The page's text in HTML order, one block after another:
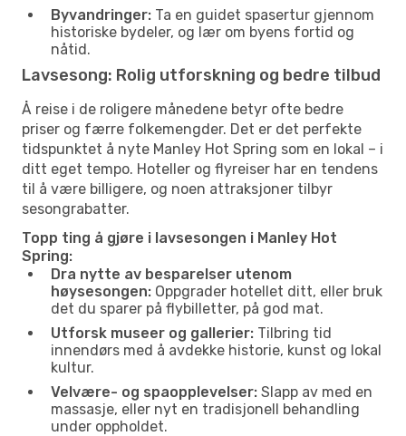
Byvandringer: Ta en guidet spasertur gjennom
historiske bydeler, og lær om byens fortid og
nåtid.
Lavsesong: Rolig utforskning og bedre tilbud
Å reise i de roligere månedene betyr ofte bedre
priser og færre folkemengder. Det er det perfekte
tidspunktet å nyte Manley Hot Spring som en lokal – i
ditt eget tempo. Hoteller og flyreiser har en tendens
til å være billigere, og noen attraksjoner tilbyr
sesongrabatter.
Topp ting å gjøre i lavsesongen i Manley Hot
Spring:
Dra nytte av besparelser utenom
høysesongen: Oppgrader hotellet ditt, eller bruk
det du sparer på flybilletter, på god mat.
Utforsk museer og gallerier: Tilbring tid
innendørs med å avdekke historie, kunst og lokal
kultur.
Velvære- og spaopplevelser: Slapp av med en
massasje, eller nyt en tradisjonell behandling
under oppholdet.